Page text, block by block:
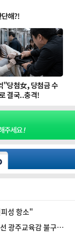
성 항소"
광주교육감 불구속